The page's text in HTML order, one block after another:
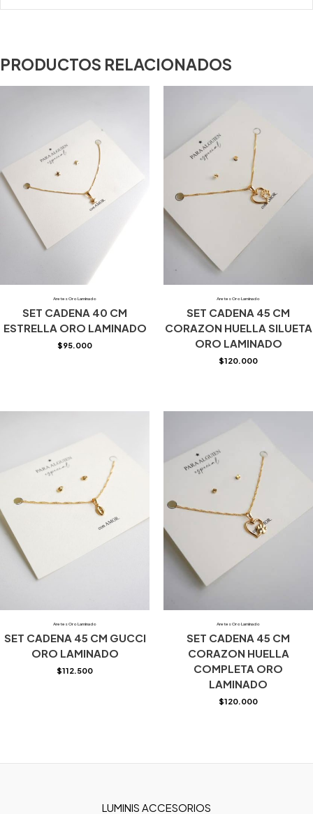
PRODUCTOS RELACIONADOS
Aretes Oro Laminado
SET CADENA 40 CM
ESTRELLA ORO LAMINADO
$95.000
Aretes Oro Laminado
SET CADENA 45 CM
CORAZON HUELLA SILUETA
ORO LAMINADO
$120.000
Aretes Oro Laminado
SET CADENA 45 CM GUCCI
ORO LAMINADO
$112.500
Aretes Oro Laminado
SET CADENA 45 CM
CORAZON HUELLA
COMPLETA ORO
LAMINADO
$120.000
LUMINIS ACCESORIOS